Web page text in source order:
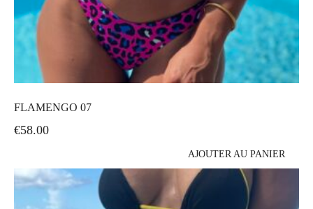
FLAMENGO 07
€58.00
AJOUTER AU PANIER